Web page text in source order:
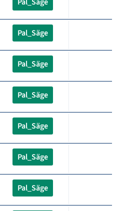
Pal_Säge
Pal_Säge
Pal_Säge
Pal_Säge
Pal_Säge
Pal_Säge